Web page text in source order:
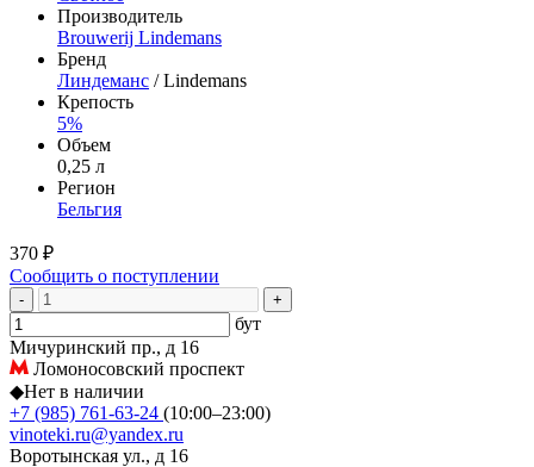
Производитель
Brouwerij Lindemans
Бренд
Линдеманс / Lindemans
Крепость
5%
Объем
0,25 л
Регион
Бельгия
370 ₽
Сообщить о поступлении
- +
бут
Мичуринский пр., д 16
Ломоносовский проспект
◆Нет в наличии
+7 (985) 761-63-24 (10:00–23:00)
vinoteki.ru@yandex.ru
Воротынская ул., д 16